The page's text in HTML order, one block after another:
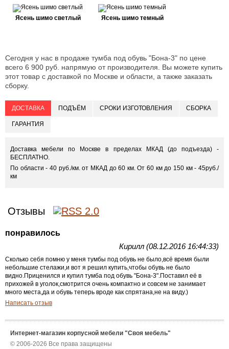
Ясень шимо светлый Ясень шимо темный
Сегодня у нас в продаже тумба под обувь "Бона-3" по цене
всего 6 900 руб. напрямую от производителя. Вы можете купить
этот товар с доставкой по Москве и области, а также заказать
сборку.
ДОСТАВКА ПОДЪЁМ СРОКИ ИЗГОТОВЛЕНИЯ СБОРКА
ГАРАНТИЯ
Доставка мебели по Москве в пределах МКАД (до подъезда) -
БЕСПЛАТНО.
По области - 40 руб./км. от МКАД до 60 км. От 60 км до 150 км - 45руб./
км
Отзывы
понравилось
Кирилл (08.12.2016 16:44:33)
Сколько себя помню у меня тумбы под обувь не было,всё время были
небольшие стелажи,и вот я решил купить,чтобы обувь не было
видно.Приценился и купил тумба под обувь "Бона-3".Поставил её в
прихожей в уголок,смотрится очень компактно и совсем не занимает
много места,да и обувь теперь вроде как спрятана,не на виду.)
Написать отзыв
Интернет-магазин корпусной мебели "Своя мебель"
© 2006-2026 Все права защищены